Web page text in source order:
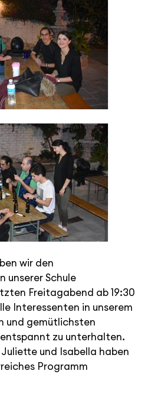
wir den
unserer Schule
Freitagabend ab 19:30
Interessenten in unserem
und gemütlichsten
zu unterhalten.
und Isabella haben
Programm